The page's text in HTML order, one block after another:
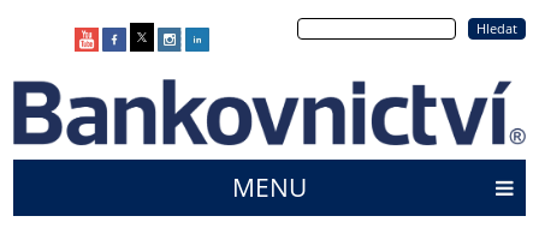
Hledat
menu
MENU